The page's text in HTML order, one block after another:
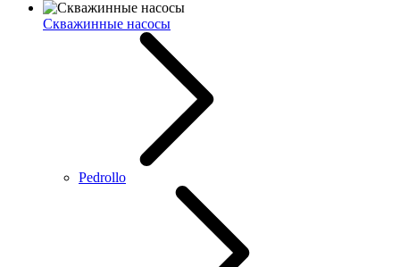
Скважинные насосы
Pedrollo